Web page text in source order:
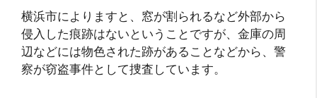
横浜市によりますと、窓が割られるなど外部から
侵入した痕跡はないということですが、金庫の周
辺などには物色された跡があることなどから、警
察が窃盗事件として捜査しています。